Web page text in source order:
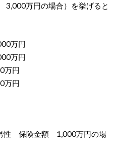
万円の場合）を挙げると
万円
万円
万円
万円
性 保険金額 1,000万円の場